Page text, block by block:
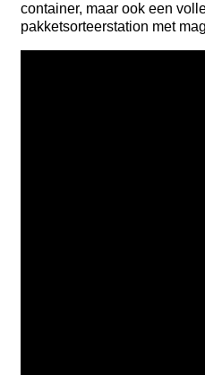
container, maar ook een
pakketsorteerstation met